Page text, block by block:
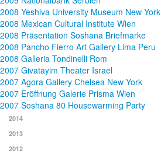
2008 Yeshiva University Museum New York
2008 Mexican Cultural Institute Wien
2008 Präsentation Soshana Briefmarke
2008 Pancho Fierro Art Gallery Lima Peru
2008 Galleria Tondinelli Rom
2007 Givatayim Theater Israel
2007 Agora Gallery Chelsea New York
2007 Eröffnung Galerie Prisma Wien
2007 Soshana 80 Housewarming Party
2014
2013
2012